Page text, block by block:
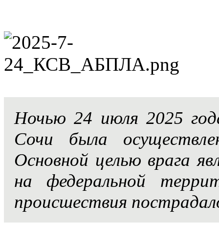
Ночью 24 июля 2025
Сочи была
Основной целью врага
на федеральной
происшествия